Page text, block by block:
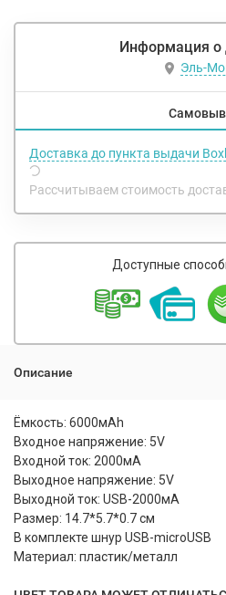
Информация о
Эль-
Доставка до пункта выдачи
Рассчитываем стоимость
Доступные
Описание
Ёмкость: 6000мАh
Входное напряжение: 5V
Входной ток: 2000мА
Выходное напряжение: 5V
Выходной ток: USB-2000мА
Размер: 14.7*5.7*0.7 см
В комплекте шнур USB-microUSB
Материал: пластик/металл